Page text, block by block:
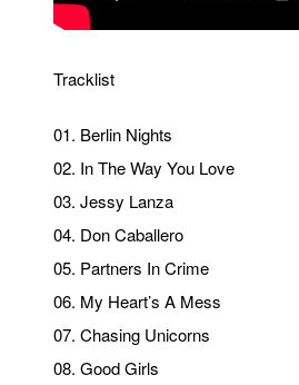
Tracklist
01. Berlin Nights
02. In The Way You Love
03. Jessy Lanza
04. Don Caballero
05. Partners In Crime
06. My Heart’s A Mess
07. Chasing Unicorns
08. Good Girls